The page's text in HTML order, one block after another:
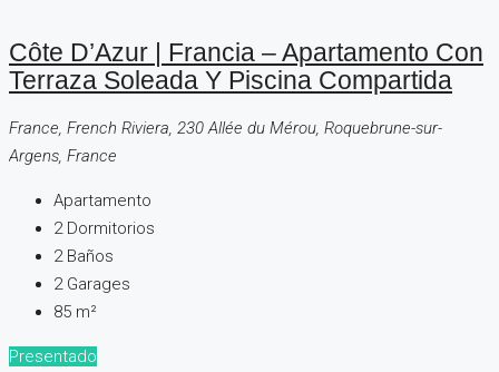
Côte D’Azur | Francia – Apartamento Con
Terraza Soleada Y Piscina Compartida
France, French Riviera, 230 Allée du Mérou, Roquebrune-sur-
Argens, France
Apartamento
2 Dormitorios
2 Baños
2 Garages
85 m²
Presentado